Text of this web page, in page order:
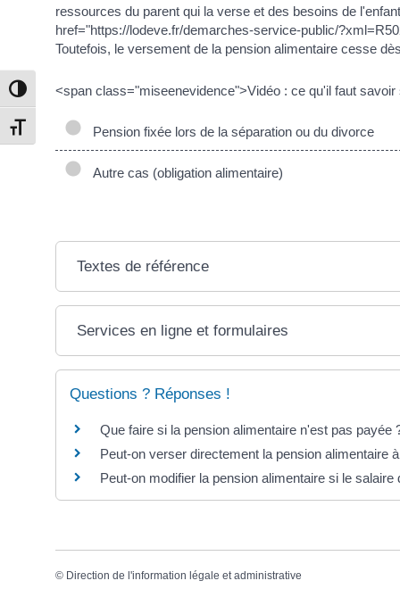
Passer en contraste élevé
Changer la taille de la police
ressources du parent qui la verse et des besoins de
href="https://lodeve.fr/demarches-service-public/
Toutefois, le versement de la pension alimentaire cesse
<span class="miseenevidence">Vidéo : ce qu'il faut
Pension fixée lors de la séparation ou du divorce
Autre cas (obligation alimentaire)
Textes de référence
Services en ligne et formulaires
Questions ? Réponses !
Que faire si la pension alimentaire n'est pas payée
Peut-on verser directement la pension alimentaire
Peut-on modifier la pension alimentaire si le
© Direction de l'information légale et administrative